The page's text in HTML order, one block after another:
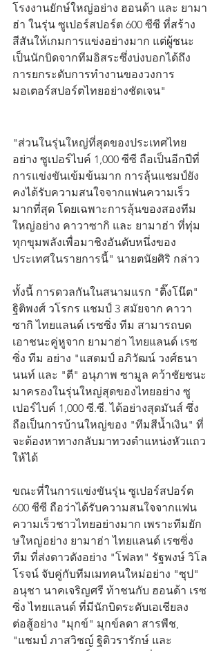
โรงงานยักษ์ใหญ่อย่าง ฮอนด้า และ ยามา
ฮ่า ในรุ่น ซูเปอร์สปอร์ต 600 ซีซี ที่สร้าง
สีสันให้เกมการแข่งอย่างมาก แต่ผู้ชนะ
เป็นนักบิดจากทีมอิสระซึ่งบ่งบอกได้ถึง
การยกระดับการทำงานของวงการ
มอเตอร์สปอร์ตไทยอย่างชัดเจน"
"ส่วนในรุ่นใหญ่ที่สุดของประเทศไทย
อย่าง ซูเปอร์ไบค์ 1,000 ซีซี ถือเป็นอีกปีที่
การแข่งขันเข้มข้นมาก การลุ้นแชมป์ยัง
คงได้รับความสนใจจากแฟนความเร็ว
มากที่สุด โดยเฉพาะการลุ้นของสองทีม
ใหญ่อย่าง คาวาซากิ และ ยามาฮ่า ที่ทุ่ม
ทุกขุมพลังเพื่อมาชิงอันดับหนึ่งของ
ประเทศในรายการนี้" นายตนัยศิริ กล่าว
ทั้งนี้ การดวลกันในสนามแรก "ติ๊งโน๊ต"
ฐิติพงศ์ วโรกร แชมป์ 3 สมัยจาก คาวา
ซากิ ไทยแลนด์ เรซซิ่ง ทีม สามารถบด
เอาชนะคู่หูจาก ยามาฮ่า ไทยแลนด์ เรซ
ซิ่ง ทีม อย่าง "แสตมป์ อภิวัฒน์ วงศ์ธนา
นนท์ และ "ตี" อนุภาพ ซามูล คว้าชัยชนะ
มาครองในรุ่นใหญ่สุดของไทยอย่าง ซู
เปอร์ไบค์ 1,000 ซี.ซี. ได้อย่างสุดมันส์ ซึ่ง
ถือเป็นการบ้านใหญ่ของ "ทีมสีน้ำเงิน" ที่
จะต้องหาทางกลับมาทวงตำแหน่งหัวแถว
ให้ได้
ขณะที่ในการแข่งขันรุ่น ซูเปอร์สปอร์ต
600 ซีซี ถือว่าได้รับความสนใจจากแฟน
ความเร็วชาวไทยอย่างมาก เพราะทีมยัก
ษใหญ่อย่าง ยามาฮ่า ไทยแลนด์ เรซซิ่ง
ทีม ที่ส่งดาวดังอย่าง "โฟลท" รัฐพงษ์ วิโล
โรจน์ จับคู่กับทีมเมทคนใหม่อย่าง "ซุป"
อนุชา นาคเจริญศรี ท้าชนกับ ฮอนด้า เรซ
ซิ่ง ไทยแลนด์ ที่มีนักบิดระดับเอเชียลง
ต่อสู้อย่าง "มุกข์" มุกข์ลดา สารพืช,
"แชมป์ ภาสวิชญ์ ฐิติวรารักษ์ และ